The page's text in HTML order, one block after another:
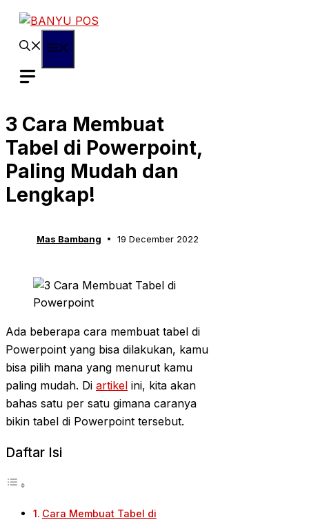
Skip
content
3 Cara Membuat
Tabel di Powerpoint,
Paling Mudah dan
Lengkap!
Mas Bambang 19 December 2022
Ada beberapa cara membuat tabel di
Powerpoint yang bisa dilakukan, kamu
bisa pilih mana yang menurut kamu
paling mudah. Di artikel ini, kita akan
bahas satu per satu gimana caranya
bikin tabel di Powerpoint tersebut.
Daftar Isi
Cara Membuat Tabel di